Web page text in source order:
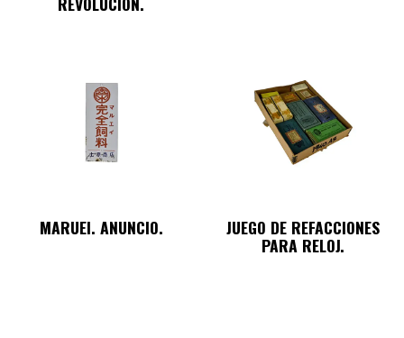
MARUEI. ANUNCIO. JUEGO DE REFACCIONES
PARA RELOJ.